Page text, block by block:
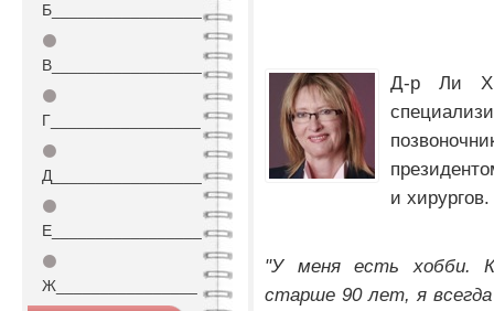
Б_________________
⚫
В_________________
⚫
Г_________________
⚫
Д_________________
⚫
Е_________________
⚫
Ж________________
Д-р Ли
и хирургов.
"У меня есть хобби.
старше 90 лет, я